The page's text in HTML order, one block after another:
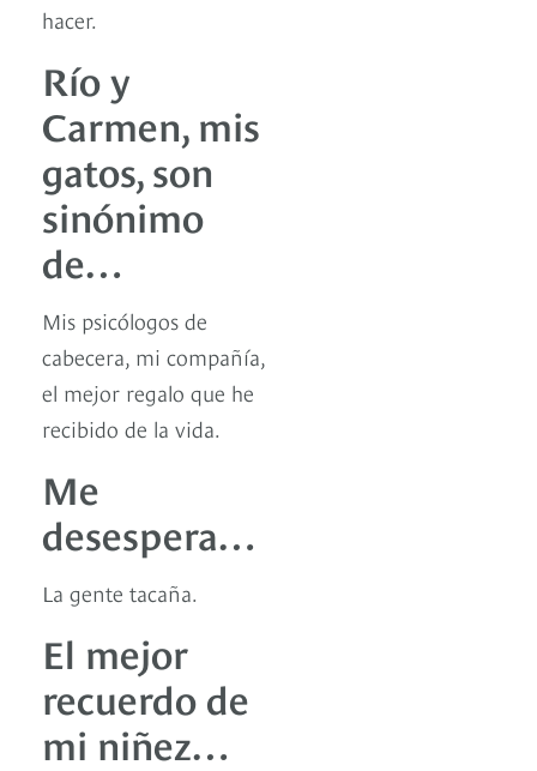
hacer.
Río y
Carmen, mis
gatos, son
sinónimo
de…
Mis psicólogos de
cabecera, mi compañía,
el mejor regalo que he
recibido de la vida.
Me
desespera…
La gente tacaña.
El mejor
recuerdo de
mi niñez…